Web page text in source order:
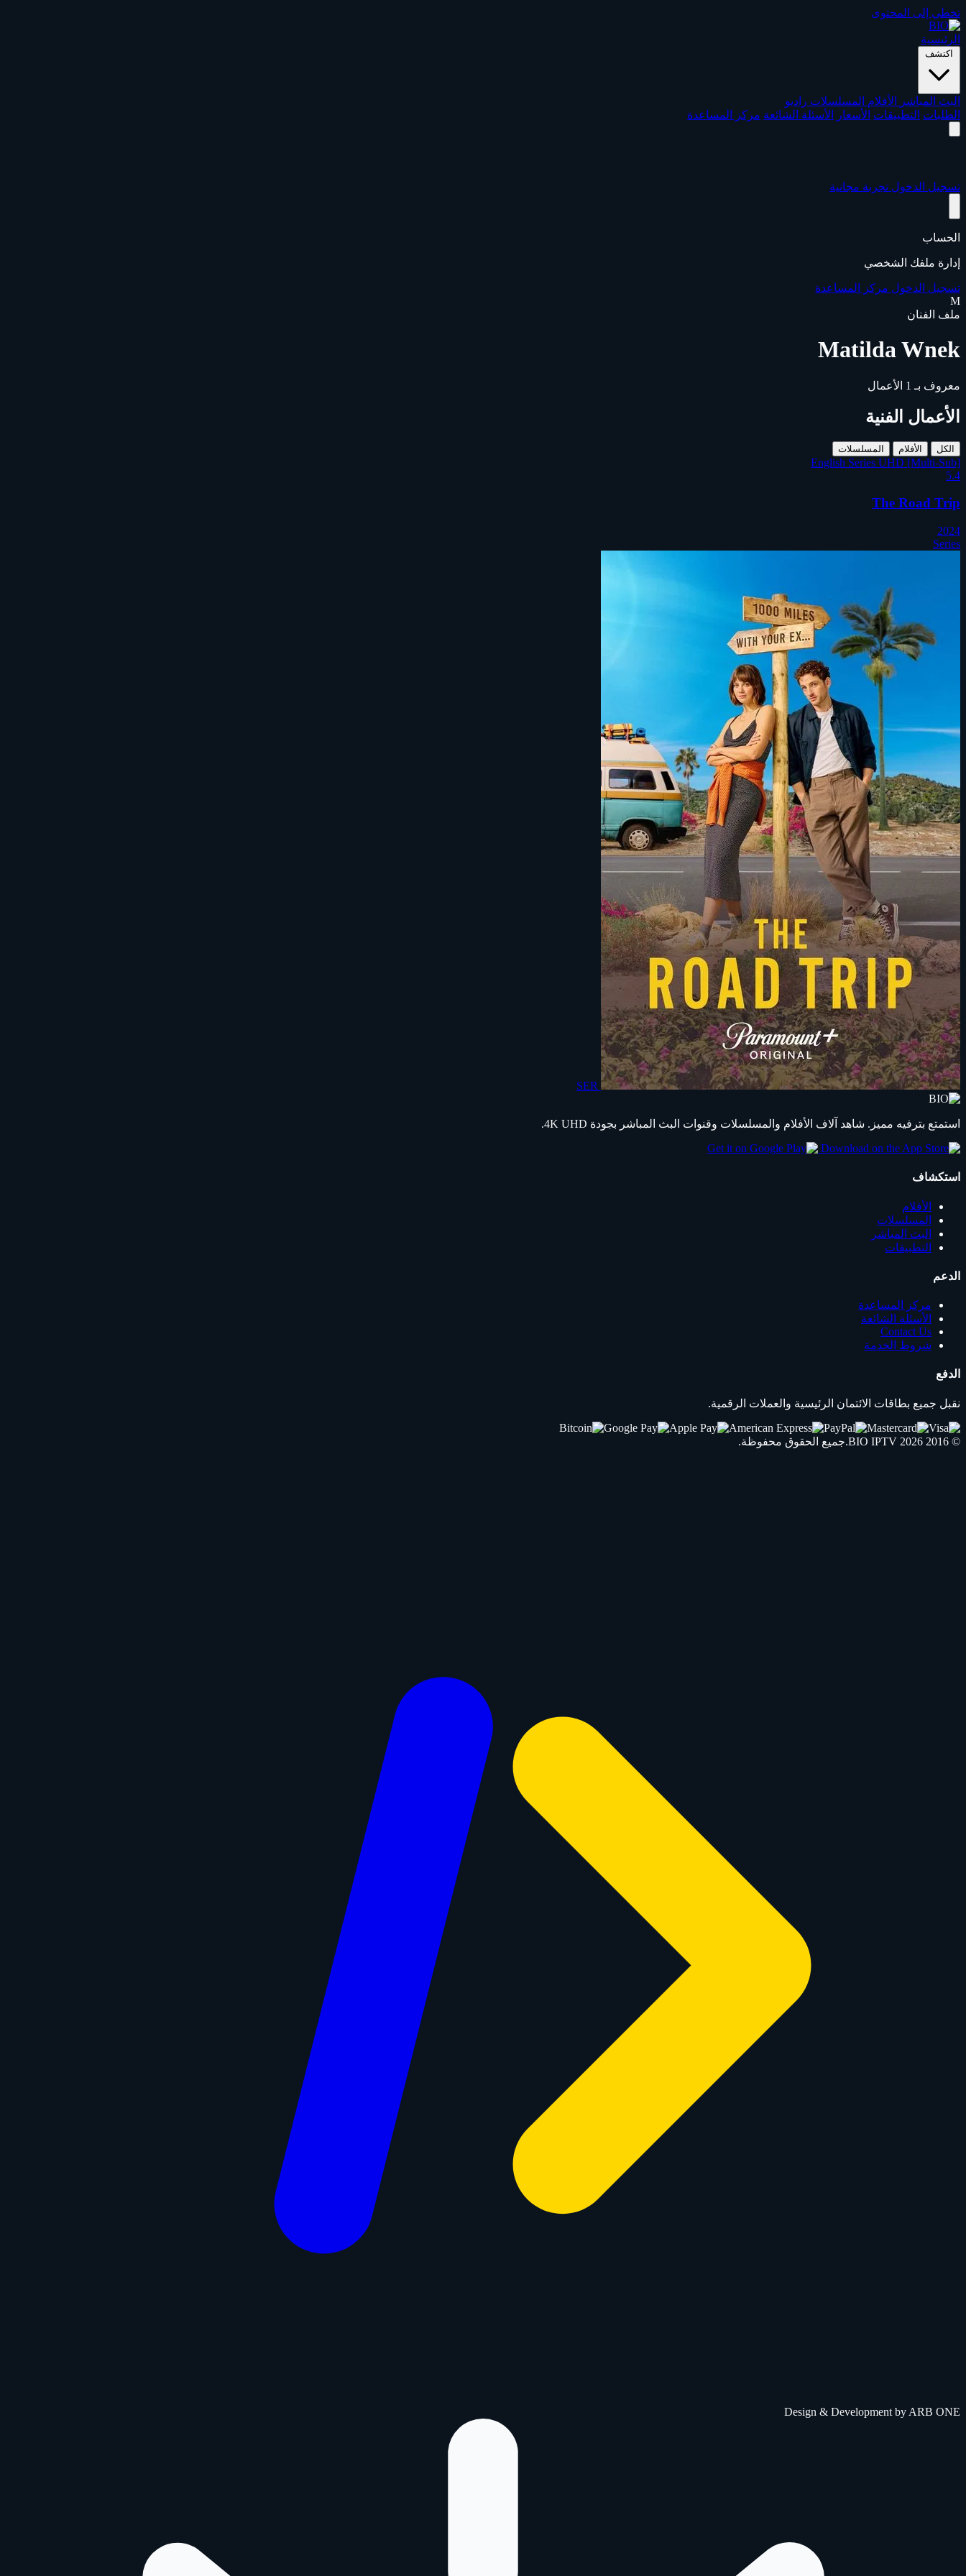
تخطي إلى المحتوى
الرئيسية
اكتشف
البث المباشر الأفلام المسلسلات راديو
الطلبات التطبيقات الأسعار الأسئلة الشائعة مركز المساعدة
تسجيل الدخول تجربة مجانية
الحساب
إدارة ملفك الشخصي
تسجيل الدخول مركز المساعدة
M
ملف الفنان
Matilda Wnek
معروف بـ 1 الأعمال
الأعمال الفنية
الكل الأفلام المسلسلات
English Series UHD [Multi-Sub]
5.4
The Road Trip
2024
Series
SER
استمتع بترفيه مميز. شاهد آلاف الأفلام والمسلسلات وقنوات البث المباشر بجودة 4K UHD.
استكشاف
الأفلام
المسلسلات
البث المباشر
التطبيقات
الدعم
مركز المساعدة
الأسئلة الشائعة
Contact Us
شروط الخدمة
الدفع
نقبل جميع بطاقات الائتمان الرئيسية والعملات الرقمية.
© 2016 2026
BIO IPTV .جميع الحقوق محفوظة.
Design & Development by ARB ONE